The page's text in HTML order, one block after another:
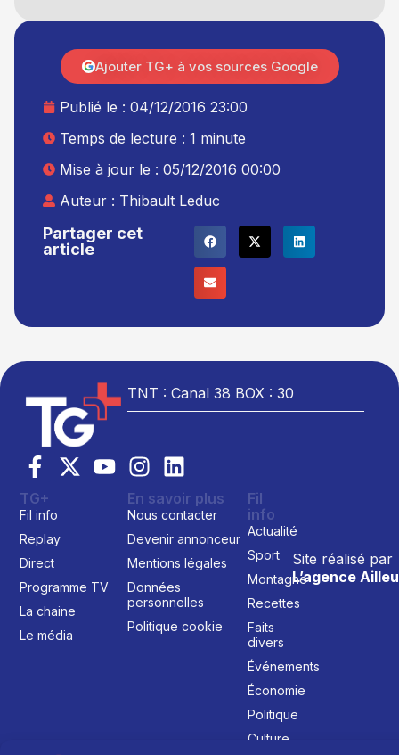
Partager cet
article
Publié le : 04/12/2016 23:00
Temps de lecture : 1 minute
Mise à jour le : 05/12/2016 00:00
Auteur : Thibault Leduc
Ajouter TG+ à vos sources Google
TNT : Canal 38 BOX : 30
Site réalisé par
L’agence
TG+
Fil info
Replay
Direct
Programme TV
La chaine
Le média
En savoir plus
Nous contacter
Devenir annonceur
Mentions légales
Données
personnelles
Politique cookie
Fil
info
Actualité
Sport
Montagne
Recettes
Faits
divers
Événements
Économie
Politique
Culture